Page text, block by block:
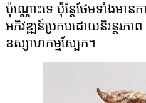
ប៉ុណ្ណោះទេ ប៉ុន្តែថែមទាំងមានក
អភិវឌ្ឍន៍ប្រកបដោយនិរន្តរភា
ឧស្សាហកម្មស្បែក។